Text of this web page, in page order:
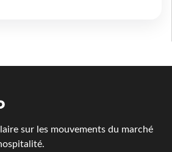
sur les mouvements du marché